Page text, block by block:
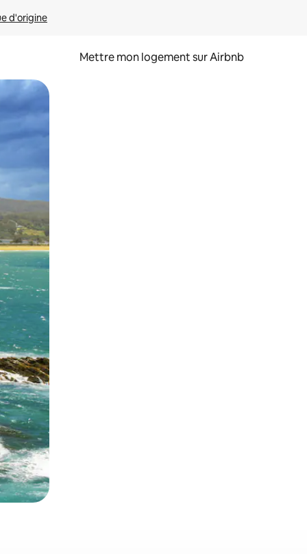
d'origine
Mettre mon logement sur Airbnb
glisser.